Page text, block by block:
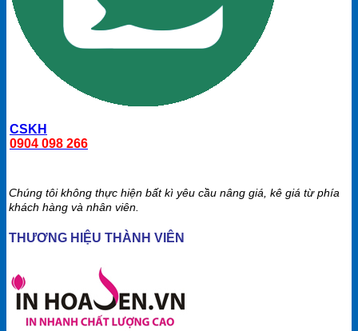
CSKH
0904 098 266
Chúng tôi không thực hiện bất kì yêu cầu nâng giá, kê giá từ phía
khách hàng và nhân viên.
THƯƠNG HIỆU THÀNH VIÊN